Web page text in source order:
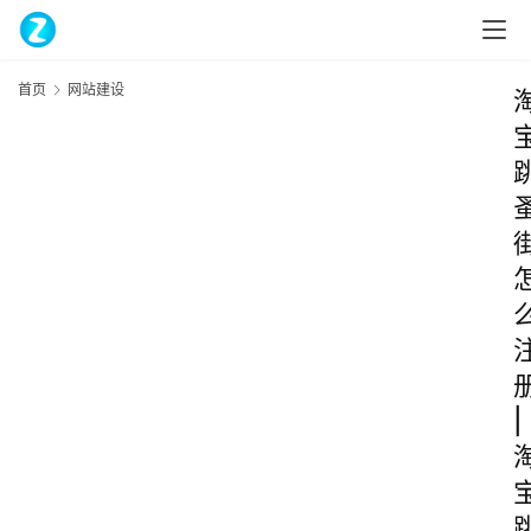
首页 网站建设